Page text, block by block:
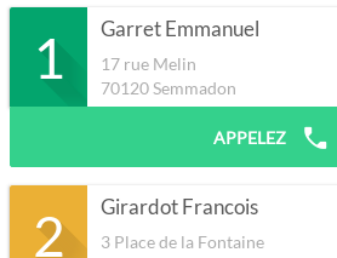
1 Garret Emmanuel
17 rue Melin
70120Semmadon
APPELEZ
2 Girardot Francois
3 Place de la Fontaine